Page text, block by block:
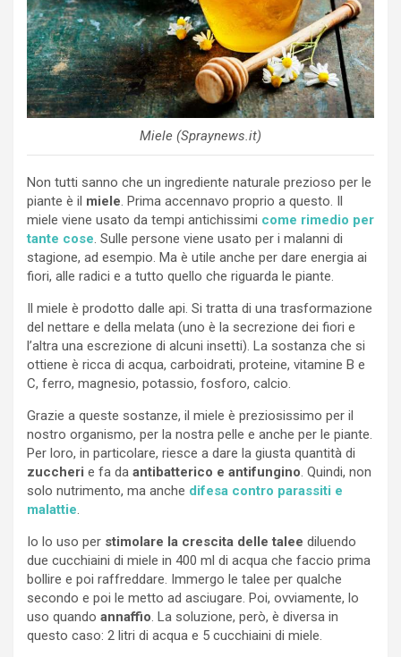
Miele (Spraynews.it)
Non tutti sanno che un ingrediente naturale prezioso per le
piante è il miele. Prima accennavo proprio a questo. Il
miele viene usato da tempi antichissimi come rimedio per
tante cose. Sulle persone viene usato per i malanni di
stagione, ad esempio. Ma è utile anche per dare energia ai
fiori, alle radici e a tutto quello che riguarda le piante.
Il miele è prodotto dalle api. Si tratta di una trasformazione
del nettare e della melata (uno è la secrezione dei fiori e
l’altra una escrezione di alcuni insetti). La sostanza che si
ottiene è ricca di acqua, carboidrati, proteine, vitamine B e
C, ferro, magnesio, potassio, fosforo, calcio.
Grazie a queste sostanze, il miele è preziosissimo per il
nostro organismo, per la nostra pelle e anche per le piante.
Per loro, in particolare, riesce a dare la giusta quantità di
zuccheri e fa da antibatterico e antifungino. Quindi, non
solo nutrimento, ma anche difesa contro parassiti e
malattie.
Io lo uso per stimolare la crescita delle talee diluendo
due cucchiaini di miele in 400 ml di acqua che faccio prima
bollire e poi raffreddare. Immergo le talee per qualche
secondo e poi le metto ad asciugare. Poi, ovviamente, lo
uso quando annaffio. La soluzione, però, è diversa in
questo caso: 2 litri di acqua e 5 cucchiaini di miele.